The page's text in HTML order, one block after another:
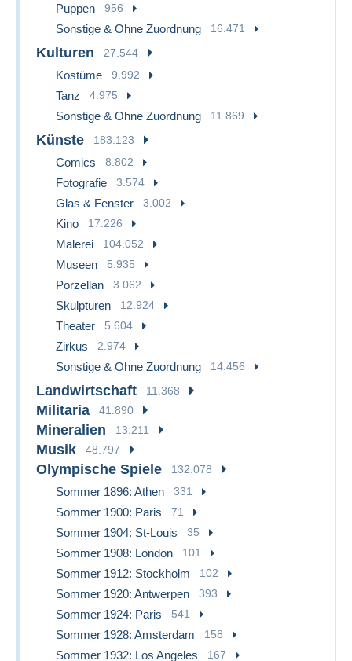
Puppen 956
Sonstige & Ohne Zuordnung 16.471
Kulturen 27.544
Kostüme 9.992
Tanz 4.975
Sonstige & Ohne Zuordnung 11.869
Künste 183.123
Comics 8.802
Fotografie 3.574
Glas & Fenster 3.002
Kino 17.226
Malerei 104.052
Museen 5.935
Porzellan 3.062
Skulpturen 12.924
Theater 5.604
Zirkus 2.974
Sonstige & Ohne Zuordnung 14.456
Landwirtschaft 11.368
Militaria 41.890
Mineralien 13.211
Musik 48.797
Olympische Spiele 132.078
Sommer 1896: Athen 331
Sommer 1900: Paris 71
Sommer 1904: St-Louis 35
Sommer 1908: London 101
Sommer 1912: Stockholm 102
Sommer 1920: Antwerpen 393
Sommer 1924: Paris 541
Sommer 1928: Amsterdam 158
Sommer 1932: Los Angeles 167